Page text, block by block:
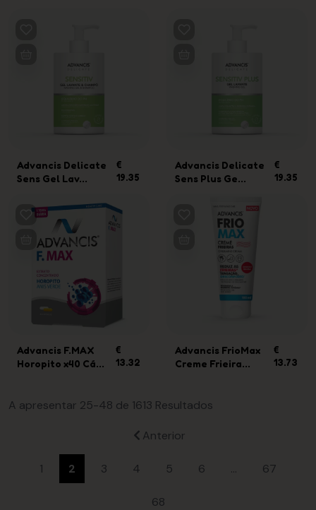
Advancis Delicate
Sens Gel Lav...
€
19.35
Advancis Delicate
Sens Plus Ge...
€
19.35
Advancis F.MAX
Horopito x40 Cá...
€
13.32
Advancis FrioMax
Creme Frieira...
€
13.73
A apresentar 25-48 de 1613 Resultados
Anterior
1 2 3 4 5 6 ... 67
68